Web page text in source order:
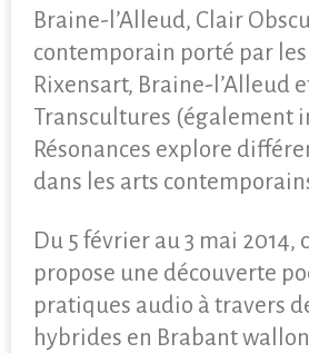
Braine-l’Alleud, Clair
contemporain porté par
Rixensart, Braine-l’Alleud
Transcultures (également
Résonances explore
dans les arts
Du 5 février au 3 mai
propose une découverte
pratiques audio à travers
hybrides en Brabant